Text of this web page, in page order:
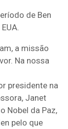
de Ben
a missão
Na nossa
presidente na
Janet
Nobel da Paz,
pelo que